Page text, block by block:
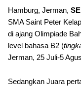
Hamburg, Jerman,
SMA Saint Peter
di ajang Olimpiade
level bahasa B2 (
Jerman, 25 Juli-5
Sedangkan Juara